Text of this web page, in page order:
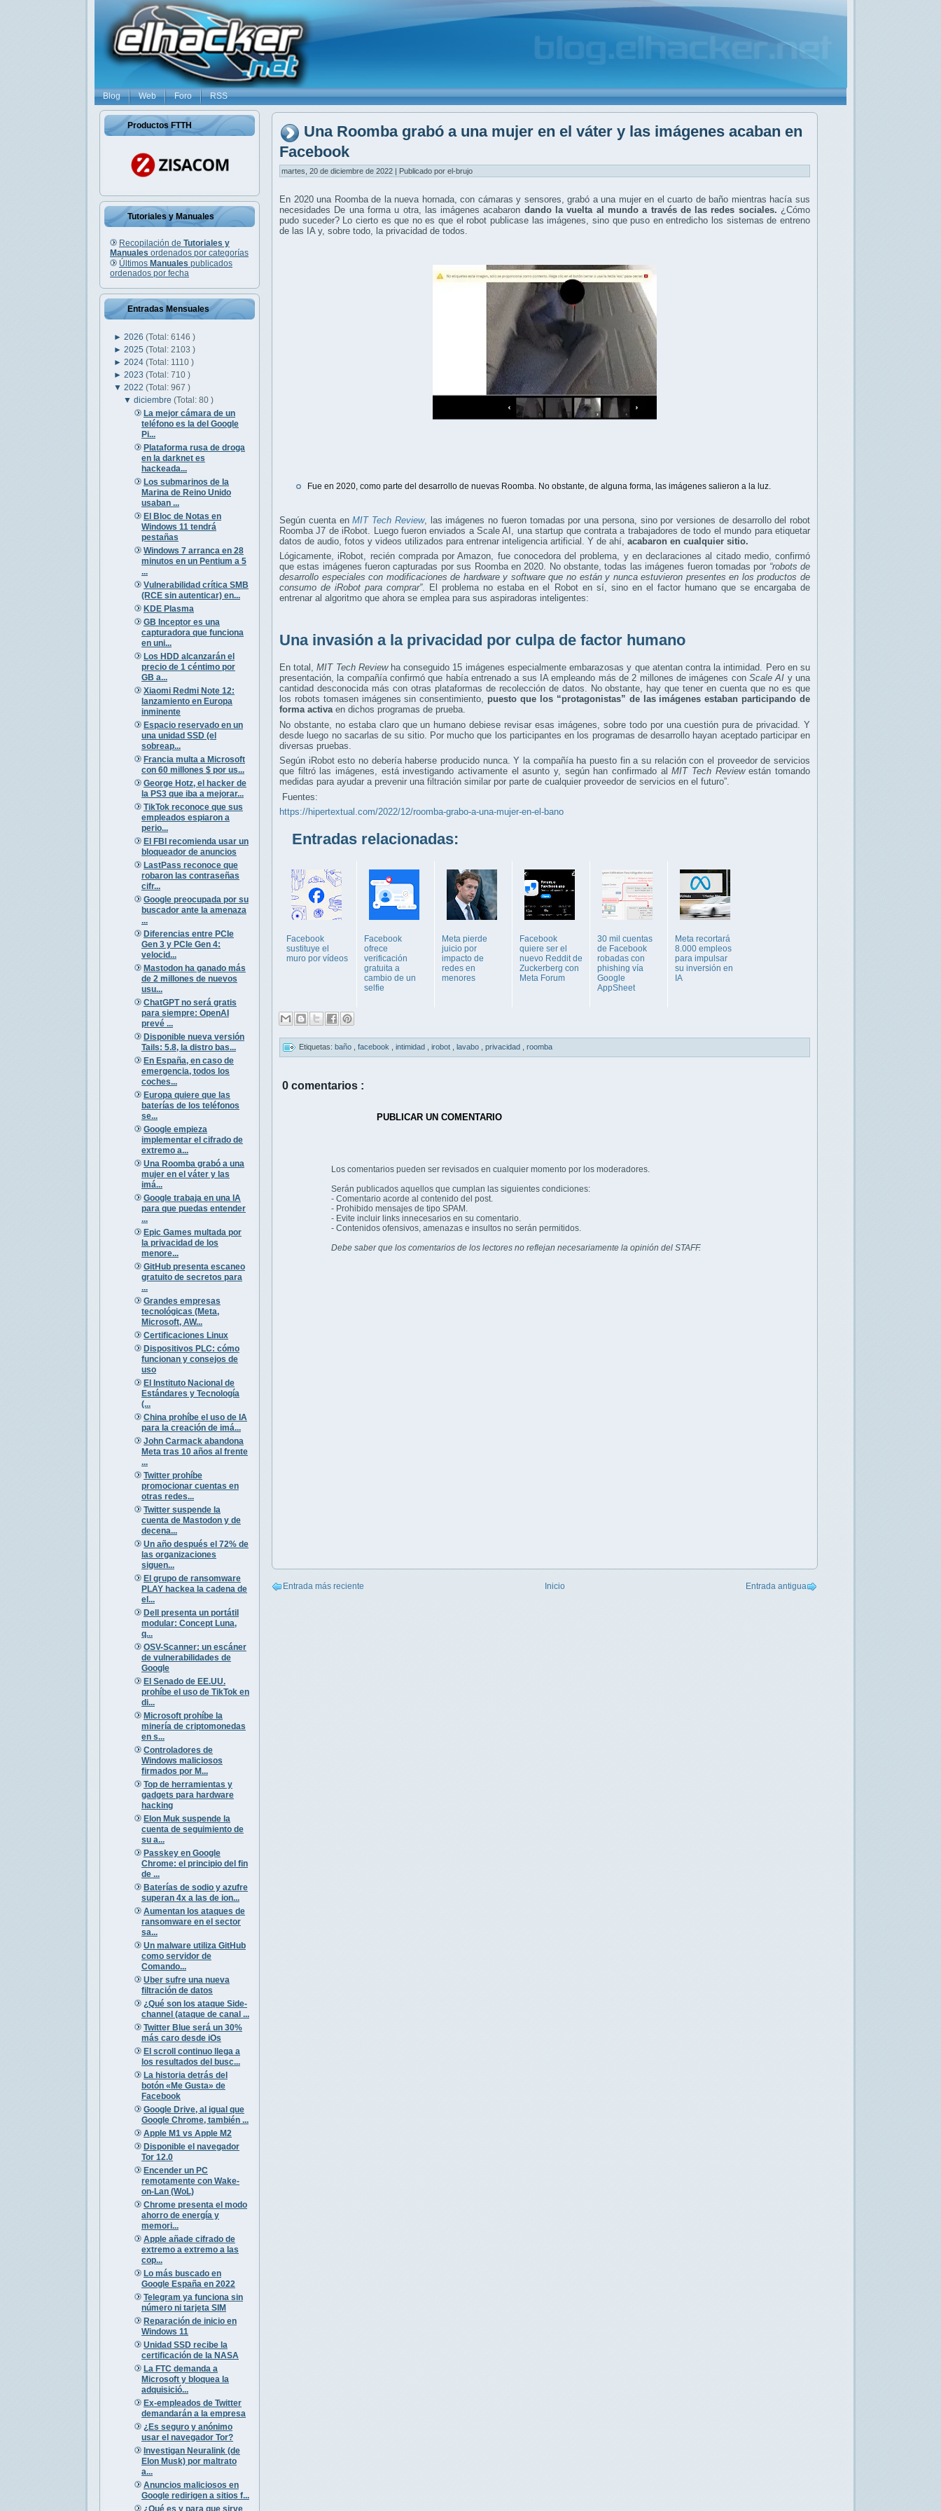
Blog Web Foro RSS
Productos FTTH
Tutoriales y Manuales
Recopilación de Tutoriales y
Manuales ordenados por categorías
Últimos Manuales publicados
ordenados por fecha
Entradas Mensuales
► 2026 (Total: 6146 )
► 2025 (Total: 2103 )
► 2024 (Total: 1110 )
► 2023 (Total: 710 )
▼ 2022 (Total: 967 )
▼diciembre(Total: 80 )
La mejor cámara de un
teléfono es la del Google
Pi...
Plataforma rusa de droga
en la darknet es
hackeada...
Los submarinos de la
Marina de Reino Unido
usaban ...
El Bloc de Notas en
Windows 11 tendrá
pestañas
Windows 7 arranca en 28
minutos en un Pentium a 5
...
Vulnerabilidad crítica SMB
(RCE sin autenticar) en...
KDE Plasma
GB Inceptor es una
capturadora que funciona
en uni...
Los HDD alcanzarán el
precio de 1 céntimo por
GB a...
Xiaomi Redmi Note 12:
lanzamiento en Europa
inminente
Espacio reservado en un
una unidad SSD (el
sobreap...
Francia multa a Microsoft
con 60 millones $ por us...
George Hotz, el hacker de
la PS3 que iba a mejorar...
TikTok reconoce que sus
empleados espiaron a
perio...
El FBI recomienda usar un
bloqueador de anuncios
LastPass reconoce que
robaron las contraseñas
cifr...
Google preocupada por su
buscador ante la amenaza
...
Diferencias entre PCIe
Gen 3 y PCIe Gen 4:
velocid...
Mastodon ha ganado más
de 2 millones de nuevos
usu...
ChatGPT no será gratis
para siempre: OpenAI
prevé ...
Disponible nueva versión
Tails: 5.8, la distro bas...
En España, en caso de
emergencia, todos los
coches...
Europa quiere que las
baterías de los teléfonos
se...
Google empieza
implementar el cifrado de
extremo a...
Una Roomba grabó a una
mujer en el váter y las
imá...
Google trabaja en una IA
para que puedas entender
...
Epic Games multada por
la privacidad de los
menore...
GitHub presenta escaneo
gratuito de secretos para
...
Grandes empresas
tecnológicas (Meta,
Microsoft, AW...
Certificaciones Linux
Dispositivos PLC: cómo
funcionan y consejos de
uso
El Instituto Nacional de
Estándares y Tecnología
(...
China prohíbe el uso de IA
para la creación de imá...
John Carmack abandona
Meta tras 10 años al frente
...
Twitter prohíbe
promocionar cuentas en
otras redes...
Twitter suspende la
cuenta de Mastodon y de
decena...
Un año después el 72% de
las organizaciones
siguen...
El grupo de ransomware
PLAY hackea la cadena de
el...
Dell presenta un portátil
modular: Concept Luna,
q...
OSV-Scanner: un escáner
de vulnerabilidades de
Google
El Senado de EE.UU.
prohíbe el uso de TikTok en
di...
Microsoft prohíbe la
minería de criptomonedas
en s...
Controladores de
Windows maliciosos
firmados por M...
Top de herramientas y
gadgets para hardware
hacking
Elon Muk suspende la
cuenta de seguimiento de
su a...
Passkey en Google
Chrome: el principio del fin
de ...
Baterías de sodio y azufre
superan 4x a las de ion...
Aumentan los ataques de
ransomware en el sector
sa...
Un malware utiliza GitHub
como servidor de
Comando...
Uber sufre una nueva
filtración de datos
¿Qué son los ataque Side-
channel (ataque de canal ...
Twitter Blue será un 30%
más caro desde iOs
El scroll continuo llega a
los resultados del busc...
La historia detrás del
botón «Me Gusta» de
Facebook
Google Drive, al igual que
Google Chrome, también ...
Apple M1 vs Apple M2
Disponible el navegador
Tor 12.0
Encender un PC
remotamente con Wake-
on-Lan (WoL)
Chrome presenta el modo
ahorro de energía y
memori...
Apple añade cifrado de
extremo a extremo a las
cop...
Lo más buscado en
Google España en 2022
Telegram ya funciona sin
número ni tarjeta SIM
Reparación de inicio en
Windows 11
Unidad SSD recibe la
certificación de la NASA
La FTC demanda a
Microsoft y bloquea la
adquisició...
Ex-empleados de Twitter
demandarán a la empresa
¿Es seguro y anónimo
usar el navegador Tor?
Investigan Neuralink (de
Elon Musk) por maltrato
a...
Anuncios maliciosos en
Google redirigen a sitios f...
¿Qué es y para que sirve
Una Roomba grabó a una mujer en el váter y las imágenes acaban en
Facebook
martes, 20 de diciembre de 2022 | Publicado por el-brujo
En 2020 una Roomba de la nueva hornada, con cámaras y sensores, grabó a una mujer en el cuarto de baño mientras hacía sus
necesidades De una forma u otra, las imágenes acabaron dando la vuelta al mundo a través de las redes sociales. ¿Cómo
pudo suceder? Lo cierto es que no es que el robot publicase las imágenes, sino que puso en entredicho los sistemas de entreno
de las IA y, sobre todo, la privacidad de todos.
Fue en 2020, como parte del desarrollo de nuevas Roomba. No obstante, de alguna forma, las imágenes salieron a la luz.
Según cuenta enMIT Tech Review, las imágenes no fueron tomadas por una persona, sino por versiones de desarrollo del robot
Roomba J7 de iRobot. Luego fueron enviados a Scale AI, una startup que contrata a trabajadores de todo el mundo para etiquetar
datos de audio, fotos y videos utilizados para entrenar inteligencia artificial. Y de ahí, acabaron en cualquier sitio.
Lógicamente, iRobot, recién comprada por Amazon, fue conocedora del problema, y en declaraciones al citado medio, confirmó
que estas imágenes fueron capturadas por sus Roomba en 2020. No obstante, todas las imágenes fueron tomadas por “robots de
desarrollo especiales con modificaciones de hardware y software que no están y nunca estuvieron presentes en los productos de
consumo de iRobot para comprar”. El problema no estaba en el Robot en sí, sino en el factor humano que se encargaba de
entrenar al algoritmo que ahora se emplea para sus aspiradoras inteligentes:
Una invasión a la privacidad por culpa de factor humano
En total,MIT Tech Reviewha conseguido 15 imágenes especialmente embarazosas y que atentan contra la intimidad. Pero en su
presentación, la compañía confirmó que había entrenado a sus IA empleando más de 2 millones de imágenes con Scale AI y una
cantidad desconocida más con otras plataformas de recolección de datos. No obstante, hay que tener en cuenta que no es que
los robots tomasen imágenes sin consentimiento, puesto que los “protagonistas” de las imágenes estaban participando de
forma activaen dichos programas de prueba.
No obstante, no estaba claro que un humano debiese revisar esas imágenes, sobre todo por una cuestión pura de privacidad. Y
desde luego no sacarlas de su sitio. Por mucho que los participantes en los programas de desarrollo hayan aceptado participar en
diversas pruebas.
Según iRobot esto no debería haberse producido nunca. Y la compañía ha puesto fin a su relación con el proveedor de servicios
que filtró las imágenes, está investigando activamente el asunto y, según han confirmado alMIT Tech Reviewestán tomando
medidas para ayudar a prevenir una filtración similar por parte de cualquier proveedor de servicios en el futuro”.
Fuentes:
https://hipertextual.com/2022/12/roomba-grabo-a-una-mujer-en-el-bano
Entradas relacionadas:
Facebook
sustituye el
muro por vídeos
Facebook
ofrece
verificación
gratuita a
cambio de un
selfie
Meta pierde
juicio por
impacto de
redes en
menores
Facebook
quiere ser el
nuevo Reddit de
Zuckerberg con
Meta Forum
30 mil cuentas
de Facebook
robadas con
phishing vía
Google
AppSheet
Meta recortará
8.000 empleos
para impulsar
su inversión en
IA
Etiquetas: baño facebook intimidad irobot lavabo privacidad roomba
0 comentarios :
PUBLICAR UN COMENTARIO
Los comentarios pueden ser revisados en cualquier momento por los moderadores.
Serán publicados aquellos que cumplan las siguientes condiciones:
- Comentario acorde al contenido del post.
- Prohibido mensajes de tipo SPAM.
- Evite incluir links innecesarios en su comentario.
- Contenidos ofensivos, amenazas e insultos no serán permitidos.
Debe saber que los comentarios de los lectores no reflejan necesariamente la opinión del STAFF.
Entrada más reciente Entrada antigua
Inicio